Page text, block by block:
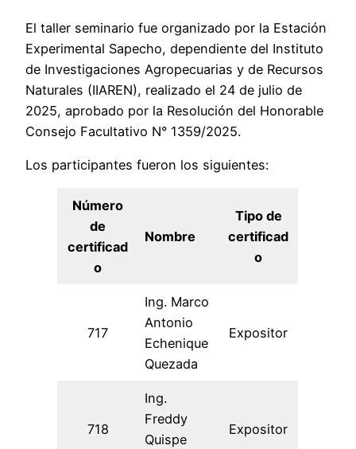
El taller seminario fue organizado por la Estación
Experimental Sapecho, dependiente del Instituto
de Investigaciones Agropecuarias y de Recursos
Naturales (IIAREN), realizado el 24 de julio de
2025, aprobado por la Resolución del Honorable
Consejo Facultativo N° 1359/2025.
Los participantes fueron los siguientes:
Número
de
certificad
o
Nombre
Tipo de
certificad
o
717
Ing. Marco
Antonio
Echenique
Quezada
Expositor
718
Ing.
Freddy
Quispe
Expositor